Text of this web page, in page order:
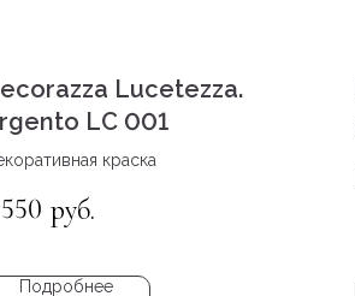
Lucetezza.
LC 001
краска
руб.
Подробнее